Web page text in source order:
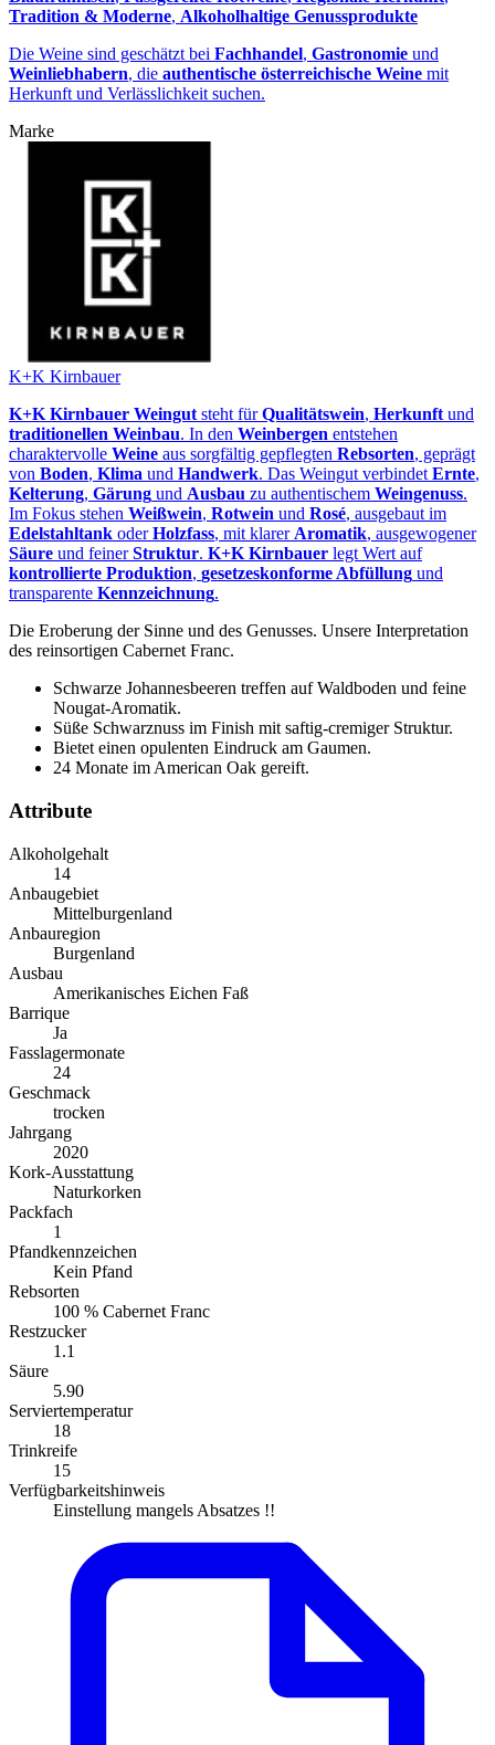
Tradition & Moderne, Alkoholhaltige Genussprodukte
Die Weine sind geschätzt bei Fachhandel, Gastronomie und
Weinliebhabern, die authentische österreichische Weine mit
Herkunft und Verlässlichkeit suchen.
Marke
K+K Kirnbauer
K+K Kirnbauer Weingut steht fürQualitätswein, Herkunft und
traditionellen Weinbau. In den Weinbergen entstehen
charaktervolle Weine aus sorgfältig gepflegten Rebsorten, geprägt
von Boden, Klima und Handwerk. Das Weingut verbindet Ernte,
Kelterung, Gärung und Ausbau zu authentischem Weingenuss.
Im Fokus stehen Weißwein, Rotwein und Rosé, ausgebaut im
Edelstahltank oderHolzfass, mit klarer Aromatik, ausgewogener
Säure und feinerStruktur. K+K Kirnbauer legt Wert auf
kontrollierte Produktion, gesetzeskonforme Abfüllung und
transparente Kennzeichnung.
Die Eroberung der Sinne und des Genusses. Unsere Interpretation
des reinsortigen Cabernet Franc.
Schwarze Johannesbeeren treffen auf Waldboden und feine
Nougat-Aromatik.
Süße Schwarznuss im Finish mit saftig-cremiger Struktur.
Bietet einen opulenten Eindruck am Gaumen.
24 Monate im American Oak gereift.
Attribute
Alkoholgehalt
14
Anbaugebiet
Mittelburgenland
Anbauregion
Burgenland
Ausbau
Amerikanisches Eichen Faß
Barrique
Ja
Fasslagermonate
24
Geschmack
trocken
Jahrgang
2020
Kork-Ausstattung
Naturkorken
Packfach
1
Pfandkennzeichen
Kein Pfand
Rebsorten
100 % Cabernet Franc
Restzucker
1.1
Säure
5.90
Serviertemperatur
18
Trinkreife
15
Verfügbarkeitshinweis
Einstellung mangels Absatzes !!